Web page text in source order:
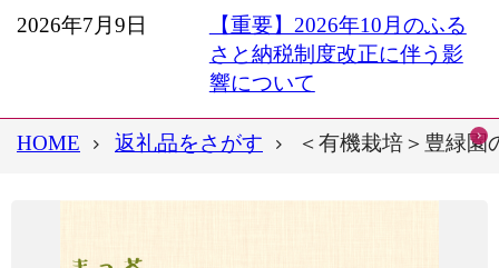
2026年7月9日
【重要】2026年10月のふる
さと納税制度改正に伴う影
響について
HOME 返礼品をさがす ＜有機栽培＞豊緑